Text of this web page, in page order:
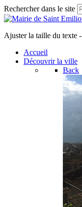
Rechercher dans le site
Ajuster la taille du texte -
Accueil
Découvrir la ville
Back